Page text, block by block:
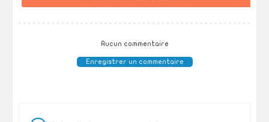
Aucun commentaire
Enregistrer un commentaire